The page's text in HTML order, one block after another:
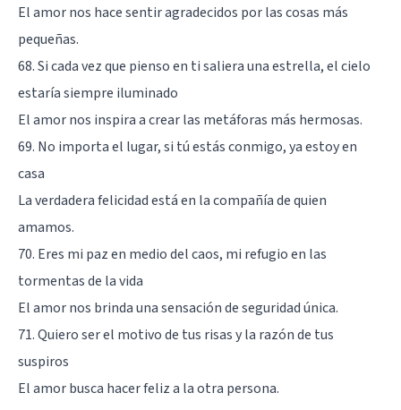
El amor nos hace sentir agradecidos por las cosas más
pequeñas.
68. Si cada vez que pienso en ti saliera una estrella, el cielo
estaría siempre iluminado
El amor nos inspira a crear las metáforas más hermosas.
69. No importa el lugar, si tú estás conmigo, ya estoy en
casa
La verdadera felicidad está en la compañía de quien
amamos.
70. Eres mi paz en medio del caos, mi refugio en las
tormentas de la vida
El amor nos brinda una sensación de seguridad única.
71. Quiero ser el motivo de tus risas y la razón de tus
suspiros
El amor busca hacer feliz a la otra persona.